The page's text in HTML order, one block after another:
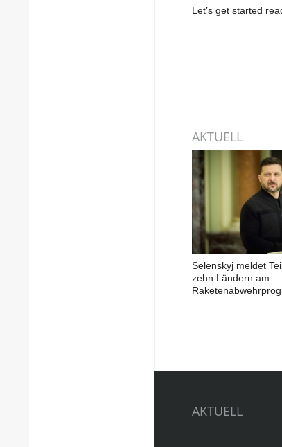
Let’s get started
AKTUELL
Selenskyj meldet
zehn Ländern am
AKTUELL